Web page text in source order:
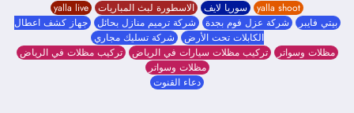
yalla shoot سوريا لايف الاسطورة لبث المباريات yalla live
بيتي فايبر شركة عزل فوم بجدة شركة ترميم منازل بحائل جهاز كشف اعطال
الكابلات تحت الأرض شركة تسليك مجاري
مظلات وسواتر تركيب مظلات سيارات في الرياض تركيب مظلات في الرياض
مظلات وسواتر
دعاء القنوت